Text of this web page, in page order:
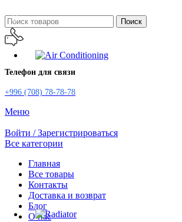
Поиск
Телефон для связи
+996 (708) 78-78-78
Меню
Войти / Зарегистрироваться
Все категории
Главная
Все товары
Контакты
Доставка и возврат
Блог
О нас